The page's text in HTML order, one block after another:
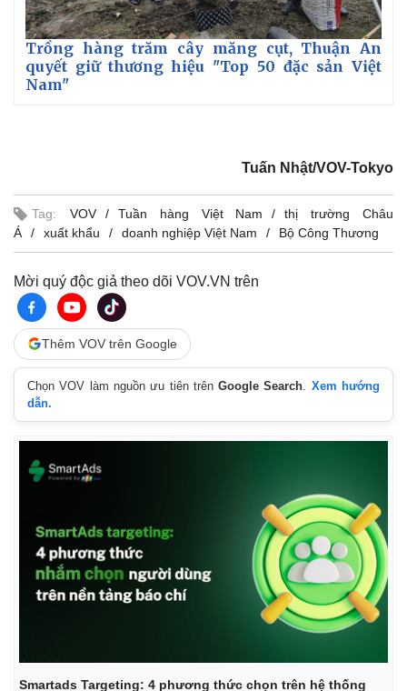
Kinh tế
Bất động sản
Khởi nghiệp
Thị trường
Giá vàng
Tiêu dùng
Tỷ giá
Chứng khoán
Trồng hàng trăm cây măng cụt, Thuận An
quyết giữ thương hiệu "Top 50 đặc sản Việt
Nam"
Tuấn Nhật/VOV-Tokyo
Tag: VOV Tuần hàng Việt Nam
thị trường Châu
Á
xuất khẩu doanh nghiệp Việt Nam Bộ Công Thương
Mời quý độc giả theo dõi VOV.VN trên
Thêm VOV trên Google
Chọn VOV làm nguồn ưu tiên trênGoogle Search
Xem hướng
dẫn.
Smartads Targeting: 4 phương thức chọn trên hệ thống